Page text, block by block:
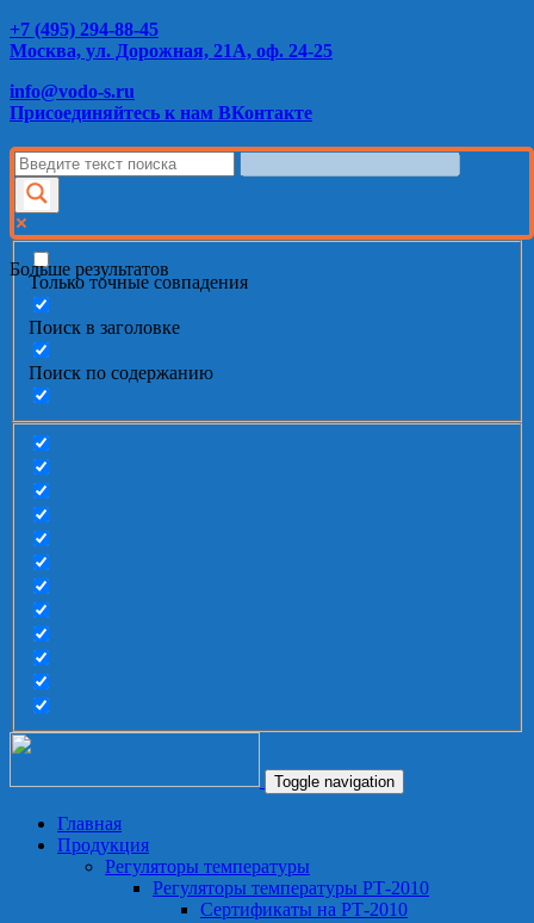
+7 (495) 294-88-45
Москва, ул. Дорожная, 21А, оф. 24-25
info@vodo-s.ru
Присоединяйтесь к нам ВКонтакте
Больше результатов
Только точные совпадения
Поиск в заголовке
Поиск по содержанию
Toggle navigation
Главная
Продукция
Регуляторы температуры
Регуляторы температуры РТ-2010
Сертификаты на РТ-2010